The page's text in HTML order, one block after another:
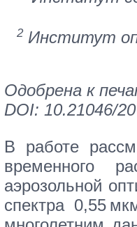
2Институт
Одобрена к
DOI: 10.21046/
В работе
временного
аэрозольной
спектра 0,55